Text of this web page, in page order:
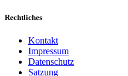
Rechtliches
Kontakt
Impressum
Datenschutz
Satzung